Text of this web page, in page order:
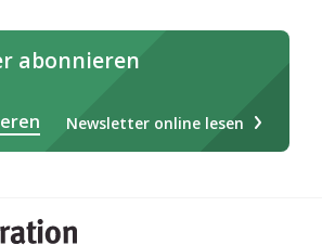
abonnieren
Newsletter online lesen